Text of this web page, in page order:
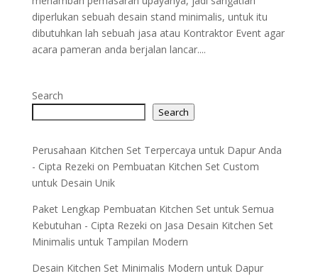
diperlukan sebuah desain stand minimalis, untuk itu
dibutuhkan lah sebuah jasa atau Kontraktor Event agar
acara pameran anda berjalan lancar....
Search
Search
Perusahaan Kitchen Set Terpercaya untuk Dapur Anda
- Cipta Rezeki on Pembuatan Kitchen Set Custom
untuk Desain Unik
Paket Lengkap Pembuatan Kitchen Set untuk Semua
Kebutuhan - Cipta Rezeki on Jasa Desain Kitchen Set
Minimalis untuk Tampilan Modern
Desain Kitchen Set Minimalis Modern untuk Dapur